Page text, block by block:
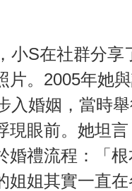
小S在社群分享
片。2005年她
入婚姻，當時
現眼前。她坦
婚禮流程：「
姐姐其實一直